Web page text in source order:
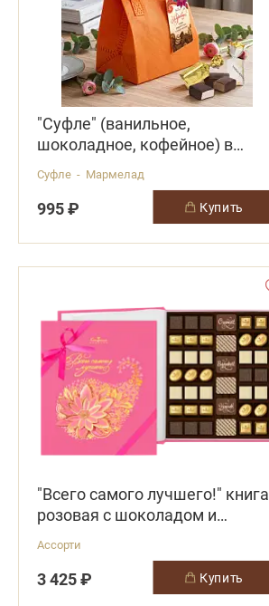
"Суфле" (ванильное,
шоколадное, кофейное) в
оранжевом термопакете
Суфле - Мармелад
995 ₽ купить
"Всего самого лучшего!" книга
розовая с шоколадом и
конфетами "Ассорти"
Ассорти
3 425 ₽ купить